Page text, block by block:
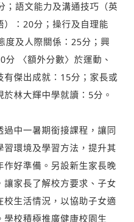
；語文能力及溝通技巧（英
）：20分；操行及自理能
度及人際關係：25分；興
分 〈額外分數〉於運動、
有傑出成就：15分；家長或
林大輝中學就讀：5分。
過中一暑期銜接課程，讓同
習環境及學習方法，提升其
作好準備。另設新生家長晚
讓家長了解校方要求、子女
校生活情況，以協助子女適
學校積極推廣健康校園生